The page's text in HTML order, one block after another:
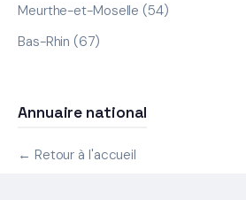
Meurthe-et-Moselle (54)
Bas-Rhin (67)
Annuaire national
← Retour à l'accueil